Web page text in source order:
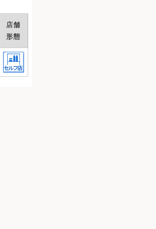
店舗
形態